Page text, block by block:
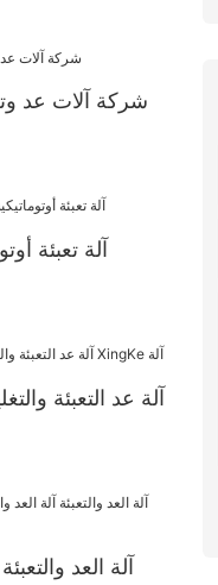
شركة آلات عد
آلة تعبئة
آلة عد التعبئة